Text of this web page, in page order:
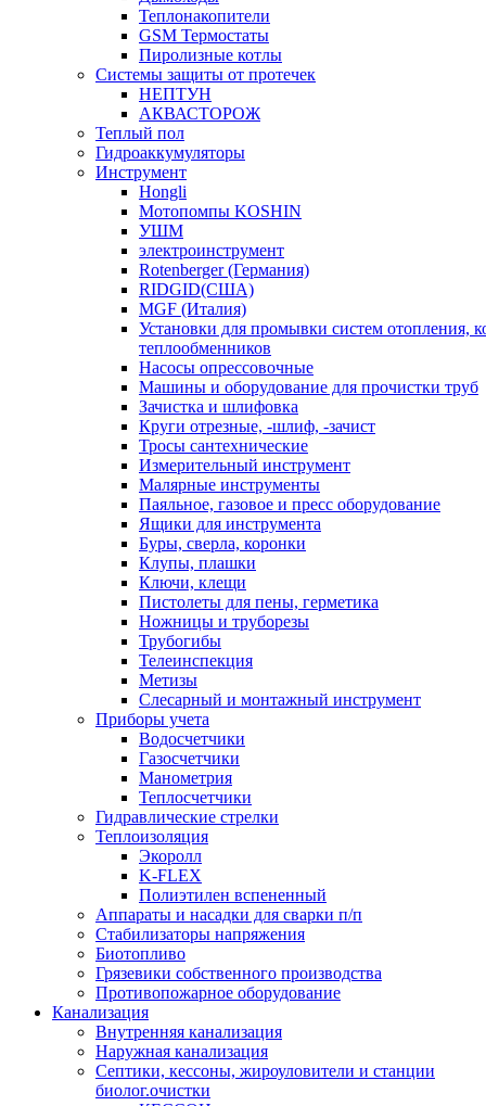
Теплонакопители
GSM Термостаты
Пиролизные котлы
Системы защиты от протечек
НЕПТУН
АКВАСТОРОЖ
Теплый пол
Гидроаккумуляторы
Инструмент
Hongli
Мотопомпы KOSHIN
УШМ
электроинструмент
Rotenberger (Германия)
RIDGID(США)
MGF (Италия)
Установки для промывки систем отопления,
теплообменников
Насосы опрессовочные
Машины и оборудование для прочистки труб
Зачистка и шлифовка
Круги отрезные, -шлиф, -зачист
Тросы сантехнические
Измерительный инструмент
Малярные инструменты
Паяльное, газовое и пресс оборудование
Ящики для инструмента
Буры, сверла, коронки
Клупы, плашки
Ключи, клещи
Пистолеты для пены, герметика
Ножницы и труборезы
Трубогибы
Телеинспекция
Метизы
Слесарный и монтажный инструмент
Приборы учета
Водосчетчики
Газосчетчики
Манометрия
Теплосчетчики
Гидравлические стрелки
Теплоизоляция
Экоролл
K-FLEX
Полиэтилен вспененный
Аппараты и насадки для сварки п/п
Стабилизаторы напряжения
Биотопливо
Грязевики собственного производства
Противопожарное оборудование
Канализация
Внутренняя канализация
Наружная канализация
Септики, кессоны, жироуловители и станции
биолог.очистки